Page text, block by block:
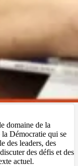
domaine de la
Démocratie qui se
des leaders, des
des défis et des
actuel.